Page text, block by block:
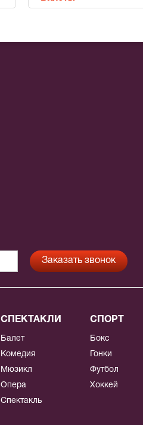
СПЕКТАКЛИ
Балет
Комедия
Мюзикл
Опера
Спектакль
СПОРТ
Бокс
Гонки
Футбол
Хоккей